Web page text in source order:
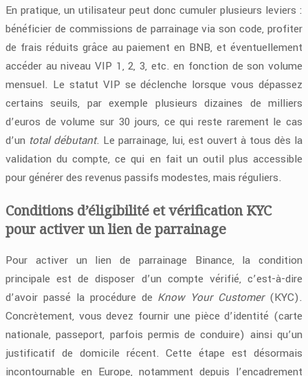
En pratique, un utilisateur peut donc cumuler plusieurs leviers :
bénéficier de commissions de parrainage via son code, profiter
de frais réduits grâce au paiement en BNB, et éventuellement
accéder au niveau VIP 1, 2, 3, etc. en fonction de son volume
mensuel. Le statut VIP se déclenche lorsque vous dépassez
certains seuils, par exemple plusieurs dizaines de milliers
d’euros de volume sur 30 jours, ce qui reste rarement le cas
d’un total débutant. Le parrainage, lui, est ouvert à tous dès la
validation du compte, ce qui en fait un outil plus accessible
pour générer des revenus passifs modestes, mais réguliers.
Conditions d’éligibilité et vérification KYC
pour activer un lien de parrainage
Pour activer un lien de parrainage Binance, la condition
principale est de disposer d’un compte vérifié, c’est-à-dire
d’avoir passé la procédure de Know Your Customer(KYC).
Concrètement, vous devez fournir une pièce d’identité (carte
nationale, passeport, parfois permis de conduire) ainsi qu’un
justificatif de domicile récent. Cette étape est désormais
incontournable en Europe, notamment depuis l’encadrement